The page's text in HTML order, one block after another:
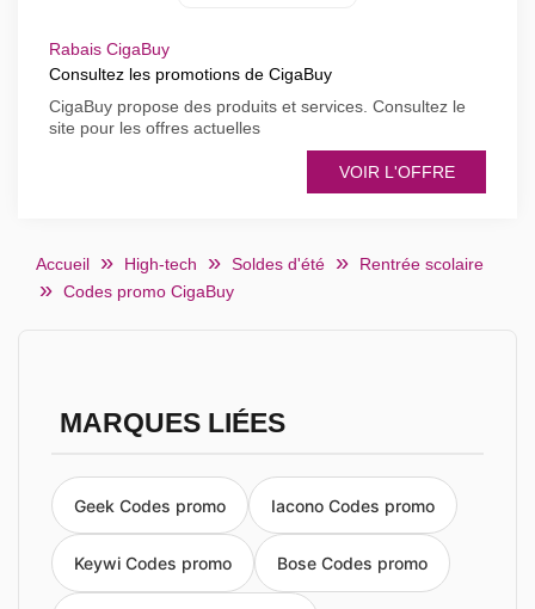
Rabais CigaBuy
Consultez les promotions de CigaBuy
CigaBuy propose des produits et services. Consultez le
site pour les offres actuelles
VOIR L'OFFRE
Accueil High-tech Soldes d'été
Rentrée scolaire
Codes promo CigaBuy
MARQUES LIÉES
Geek Codes promo Iacono Codes promo
Keywi Codes promo Bose Codes promo